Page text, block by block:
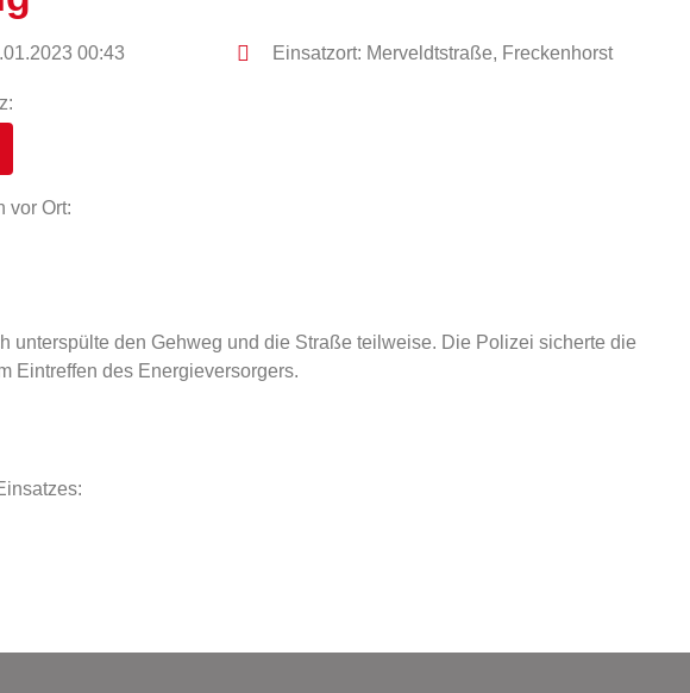
00:43 Einsatzort: Merveldtstraße, Freckenhorst
vor Ort:
unterspülte den Gehweg und die Straße teilweise. Die Polizei sicherte die
Eintreffen des Energieversorgers.